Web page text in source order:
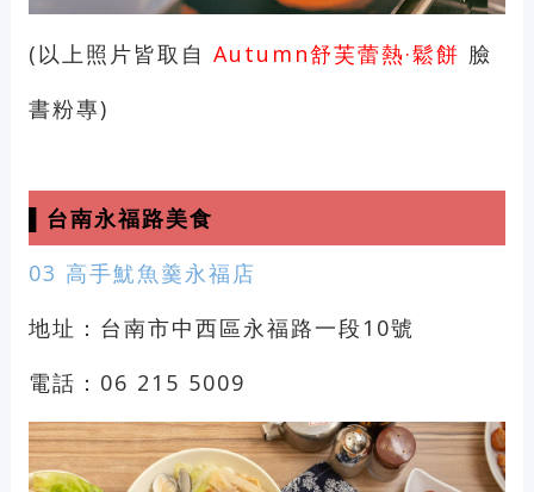
(以上照片皆取自 Autumn舒芙蕾熱·鬆餅 臉
書粉專)
▌台南永福路美食
03 高手魷魚羹永福店
地址：台南市中西區永福路一段10號
電話：06 215 5009